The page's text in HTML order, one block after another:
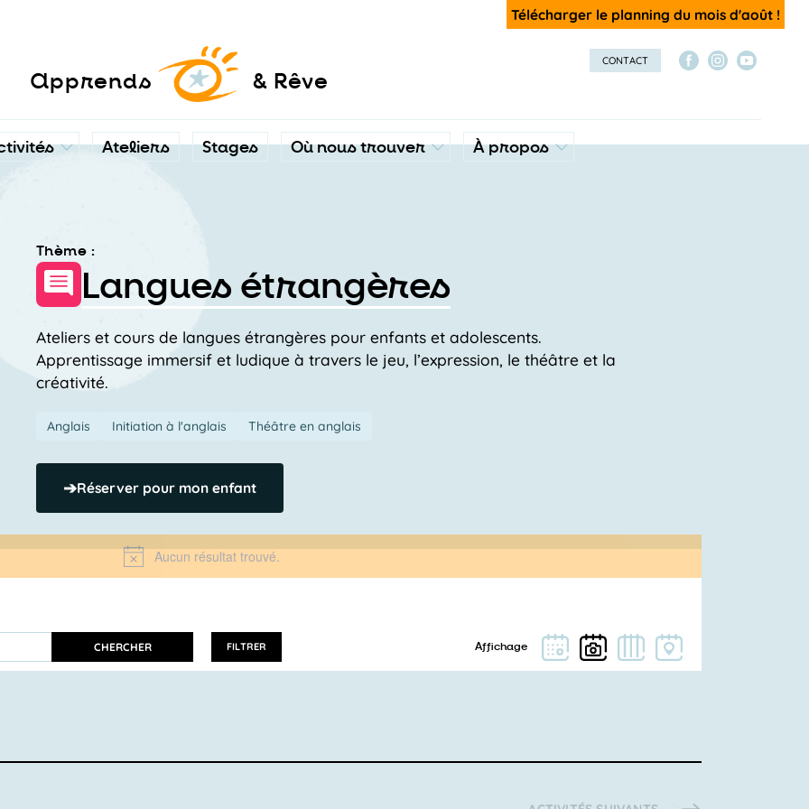
Télécharger le planning du mois d'août !
apprends & Rêve
Ateliers Stages Où nous trouver À propos
CONTACT
Thème :
Langues étrangères
Ateliers et cours de langues étrangères pour enfants et adolescents.
Apprentissage immersif et ludique à travers le jeu, l’expression, le théâtre et la
créativité.
Anglais Initiation à l'anglais Théâtre en anglais
➔Réserver pour mon enfant
Notice
Aucun résultat trouvé.
CHERCHER FILTRER